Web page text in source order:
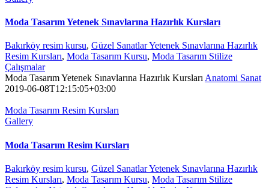
Moda Tasarım Yetenek Sınavlarına Hazırlık Kursları
Bakırköy resim kursu, Güzel Sanatlar Yetenek Sınavlarına Hazırlık
Resim Kursları, Moda Tasarım Kursu, Moda Tasarım Stilize
Çalışmalar
Moda Tasarım Yetenek Sınavlarına Hazırlık KurslarıAnatomi Sanat
2019-06-08T12:15:05+03:00
Moda Tasarım Resim Kursları
Gallery
Moda Tasarım Resim Kursları
Bakırköy resim kursu, Güzel Sanatlar Yetenek Sınavlarına Hazırlık
Resim Kursları, Moda Tasarım Kursu, Moda Tasarım Stilize